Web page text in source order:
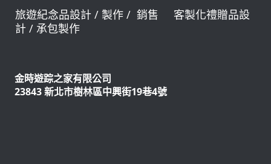
旅遊紀念品設計 / 製作 / 銷售 客製化禮贈品設
計 / 承包製作
金時遊踪之家有限公司
23843 新北市樹林區中興街19巷4號